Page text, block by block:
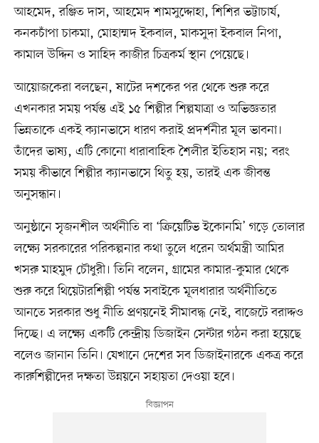
আহমেদ, রঞ্জিত দাস, আহমেদ শামসুদ্দোহা, শিশির ভট্টাচার্য,
কনকচাঁপা চাকমা, মোহাম্মদ ইকবাল, মাকসুদা ইকবাল নিপা,
কামাল উদ্দিন ও সাহিদ কাজীর চিত্রকর্ম স্থান পেয়েছে।
আয়োজকেরা বলছেন, ষাটের দশকের পর থেকে শুরু করে
এখনকার সময় পর্যন্ত এই ১৫ শিল্পীর শিল্পযাত্রা ও অভিজ্ঞতার
ভিন্নতাকে একই ক্যানভাসে ধারণ করাই প্রদর্শনীর মূল ভাবনা।
তাঁদের ভাষ্য, এটি কোনো ধারাবাহিক শৈলীর ইতিহাস নয়; বরং
সময় কীভাবে শিল্পীর ক্যানভাসে থিতু হয়, তারই এক জীবন্ত
অনুসন্ধান।
অনুষ্ঠানে সৃজনশীল অর্থনীতি বা ‘ক্রিয়েটিভ ইকোনমি’ গড়ে তোলার
লক্ষ্যে সরকারের পরিকল্পনার কথা তুলে ধরেন অর্থমন্ত্রী আমির
খসরু মাহমুদ চৌধুরী। তিনি বলেন, গ্রামের কামার-কুমার থেকে
শুরু করে থিয়েটারশিল্পী পর্যন্ত সবাইকে মূলধারার অর্থনীতিতে
আনতে সরকার শুধু নীতি প্রণয়নেই সীমাবদ্ধ নেই, বাজেটে বরাদ্দও
দিচ্ছে। এ লক্ষ্যে একটি কেন্দ্রীয় ডিজাইন সেন্টার গঠন করা হয়েছে
বলেও জানান তিনি। যেখানে দেশের সব ডিজাইনারকে একত্র করে
কারুশিল্পীদের দক্ষতা উন্নয়নে সহায়তা দেওয়া হবে।